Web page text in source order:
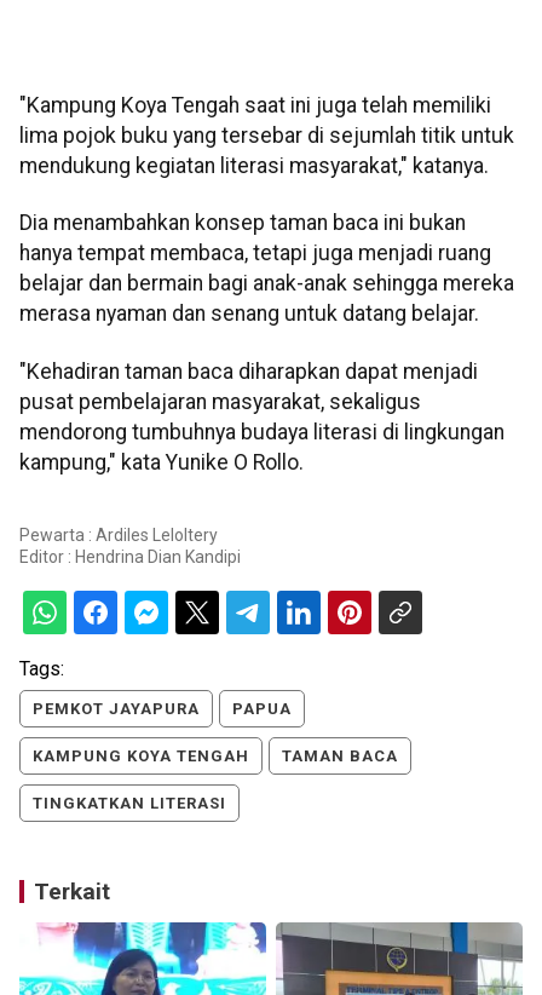
"Kampung Koya Tengah saat ini juga telah memiliki
lima pojok buku yang tersebar di sejumlah titik untuk
mendukung kegiatan literasi masyarakat," katanya.
Dia menambahkan konsep taman baca ini bukan
hanya tempat membaca, tetapi juga menjadi ruang
belajar dan bermain bagi anak-anak sehingga mereka
merasa nyaman dan senang untuk datang belajar.
"Kehadiran taman baca diharapkan dapat menjadi
pusat pembelajaran masyarakat, sekaligus
mendorong tumbuhnya budaya literasi di lingkungan
kampung," kata Yunike O Rollo.
Pewarta : Ardiles Leloltery
Editor : Hendrina Dian Kandipi
Tags:
PEMKOT JAYAPURA PAPUA
KAMPUNG KOYA TENGAH TAMAN BACA
TINGKATKAN LITERASI
Terkait